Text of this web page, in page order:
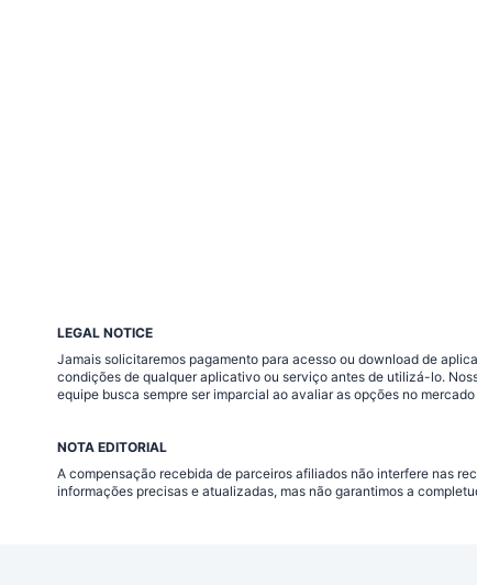
LEGAL NOTICE
Jamais solicitaremos pagamento para acesso ou download de
condições de qualquer aplicativo ou serviço antes de utilizá-lo.
equipe busca sempre ser imparcial ao avaliar as opções no
NOTA EDITORIAL
A compensação recebida de parceiros afiliados não interfere nas
informações precisas e atualizadas, mas não garantimos a